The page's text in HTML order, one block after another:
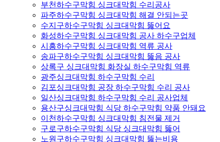
부천하수구막힘 싱크대막힘 수리공사
파주하수구막힘 싱크대막힘 해결 안되는곳
수지구하수구막힘 싱크대막힘 뚫어요
화성하수구막힘 싱크대막힘 공사 하수구업체
시흥하수구막힘 싱크대막힘 역류 공사
송파구하수구막힘 싱크대막힘 뚫음 공사
상록구 싱크대막힘 화장실 하수구막힘 역류
광주싱크대막힘 하수구막힘 수리
김포싱크대막힘 공장 하수구막힘 수리 공사
일산싱크대막힘 하수구막힘 수리 공사업체
용산구싱크대막힘 식당 하수구막힘 약품 안돼요
이천하수구막힘 싱크대막힘 침전물 제거
구로구하수구막힘 식당 싱크대막힘 뚫어
노원구하수구막힘 싱크대막힘 뚫는비용